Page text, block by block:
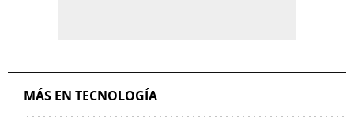
MÁS EN TECNOLOGÍA